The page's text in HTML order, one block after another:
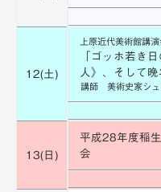
12(土)
上原近代美術館講演
「ゴッホ若き
人》、そして晩
講師 美術史家シュ
13(日)
平成28年度稲
会